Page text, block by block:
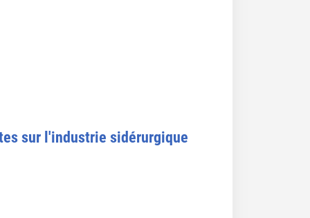
sur l'industrie sidérurgique